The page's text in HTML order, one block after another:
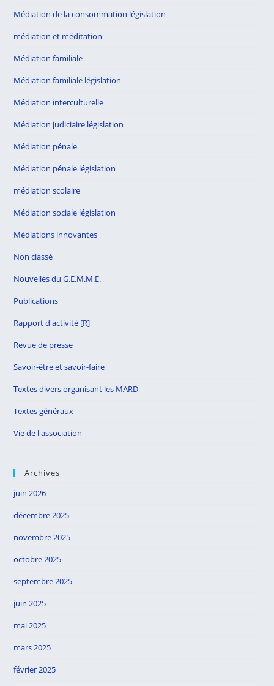
Médiation de la consommation législation
médiation et méditation
Médiation familiale
Médiation familiale législation
Médiation interculturelle
Médiation judiciaire législation
Médiation pénale
Médiation pénale législation
médiation scolaire
Médiation sociale législation
Médiations innovantes
Non classé
Nouvelles du G.E.M.M.E.
Publications
Rapport d'activité [R]
Revue de presse
Savoir-être et savoir-faire
Textes divers organisant les MARD
Textes généraux
Vie de l'association
Archives
juin 2026
décembre 2025
novembre 2025
octobre 2025
septembre 2025
juin 2025
mai 2025
mars 2025
février 2025